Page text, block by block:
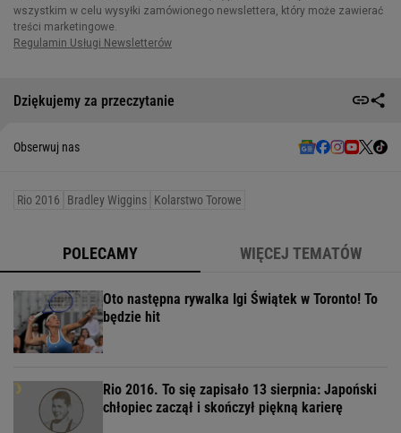
Dziękujemy za przeczytanie
Obserwuj nas
Rio 2016 Bradley Wiggins Kolarstwo Torowe
POLECAMY WIĘCEJ TEMATÓW
Oto następna rywalka Igi Świątek w Toronto! To
będzie hit
Rio 2016. To się zapisało 13 sierpnia: Japoński
chłopiec zaczął i skończył piękną karierę